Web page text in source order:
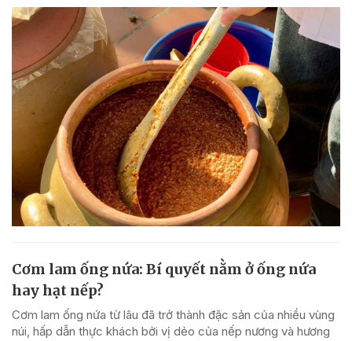
Cơm lam ống nứa: Bí quyết nằm ở ống nứa
hay hạt nếp?
Cơm lam ống nứa từ lâu đã trở thành đặc sản của nhiều vùng
núi, hấp dẫn thực khách bởi vị dẻo của nếp nương và hương